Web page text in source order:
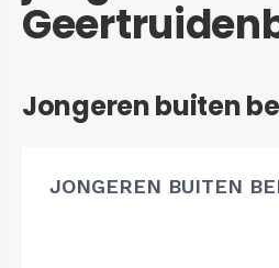
Jongeren buiten
JONGEREN BUITEN